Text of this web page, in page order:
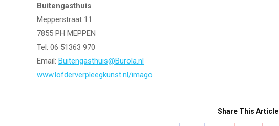
Buitengasthuis
Mepperstraat 11
7855 PH MEPPEN
Tel: 06 51363 970
Email: Buitengasthuis@Burola.nl
www.lofderverpleegkunst.nl/imago
Share This Article